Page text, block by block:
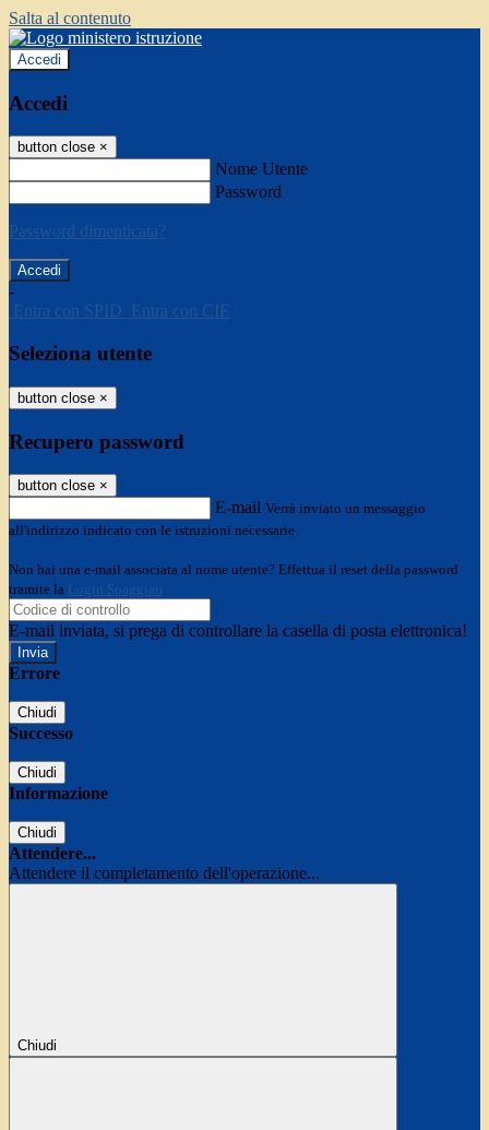
Salta al contenuto
Accedi
Accedi
button close ×
Nome Utente
Password
Password dimenticata?
-
Entra con SPID
Entra con CIE
Seleziona utente
button close ×
Recupero password
button close ×
E-mail Verrà inviato un messaggio
all'indirizzo indicato con le istruzioni necessarie.
Non hai una e-mail associata al nome utente? Effettua il reset della password
tramite la Login Spaggiari
E-mail inviata, si prega di controllare la casella di posta elettronica!
Errore
Chiudi
Successo
Chiudi
Informazione
Chiudi
Attendere...
Attendere il completamento dell'operazione...
Chiudi